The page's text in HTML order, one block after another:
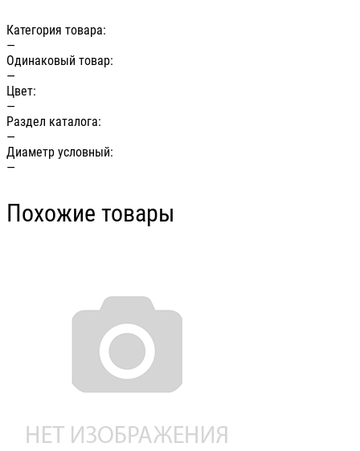
Категория товара:
—
Одинаковый товар:
—
Цвет:
—
Раздел каталога:
—
Диаметр условный:
—
Похожие товары